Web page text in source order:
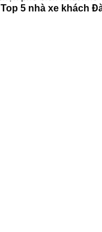
Top 5 nhà xe khách